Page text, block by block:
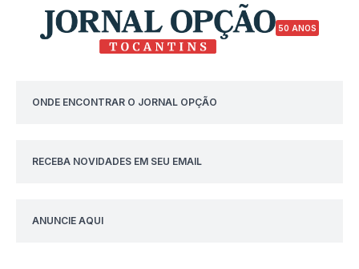
50 ANOS
ONDE ENCONTRAR O JORNAL OPÇÃO
RECEBA NOVIDADES EM SEU EMAIL
ANUNCIE AQUI